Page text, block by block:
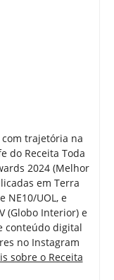
com trajetória na
do Receita Toda
2024 (Melhor
em Terra
NE10/UOL, e
(Globo Interior) e
conteúdo digital
no Instagram
sobre o Receita